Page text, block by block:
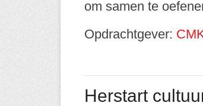
om samen te
Opdrachtgever:
Herstart